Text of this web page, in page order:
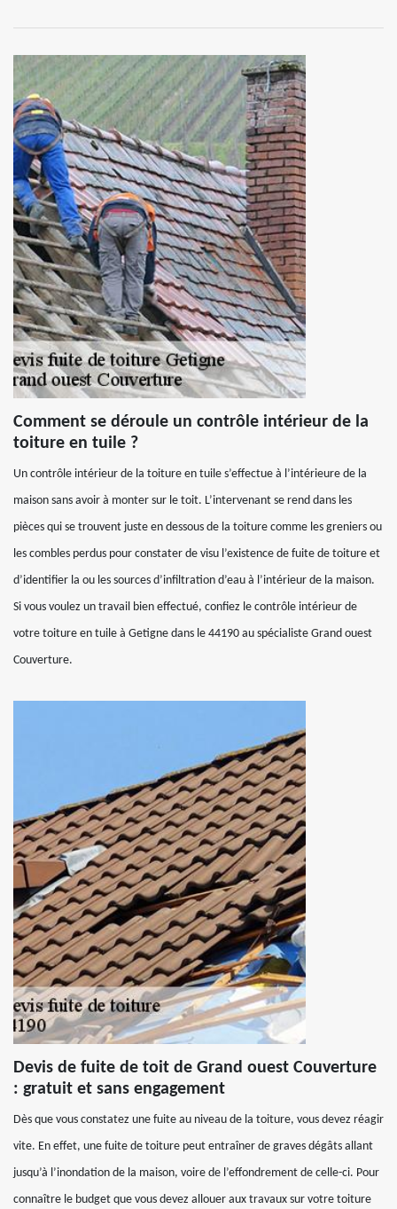
Comment se déroule un contrôle intérieur de la
toiture en tuile ?
Un contrôle intérieur de la toiture en tuile s’effectue à l’intérieure de la
maison sans avoir à monter sur le toit. L’intervenant se rend dans les
pièces qui se trouvent juste en dessous de la toiture comme les greniers ou
les combles perdus pour constater de visu l’existence de fuite de toiture et
d’identifier la ou les sources d’infiltration d’eau à l’intérieur de la maison.
Si vous voulez un travail bien effectué, confiez le contrôle intérieur de
votre toiture en tuile à Getigne dans le 44190 au spécialiste Grand ouest
Couverture.
Devis de fuite de toit de Grand ouest Couverture
: gratuit et sans engagement
Dès que vous constatez une fuite au niveau de la toiture, vous devez réagir
vite. En effet, une fuite de toiture peut entraîner de graves dégâts allant
jusqu’à l’inondation de la maison, voire de l’effondrement de celle-ci. Pour
connaître le budget que vous devez allouer aux travaux sur votre toiture